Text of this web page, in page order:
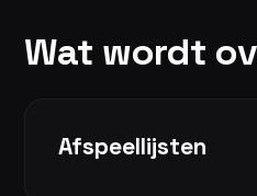
Wat wordt
Afspeellijsten